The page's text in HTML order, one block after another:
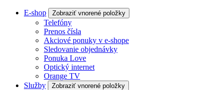
E-shop Zobraziť vnorené položky
Telefóny
Prenos čísla
Akciové ponuky v e-shope
Sledovanie objednávky
Ponuka Love
Optický internet
Orange TV
Služby
Zobraziť vnorené položky